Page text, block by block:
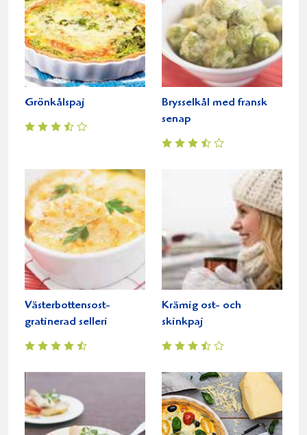
Grönkålspaj
Brysselkål med fransk
senap
Västerbottensost-
gratinerad selleri
Krämig ost- och
skinkpaj